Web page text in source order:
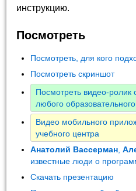
инструкцию.
Посмотреть
Посмотреть, для кого
Посмотреть скриншот
Посмотреть видео-
любого
Видео мобильного
учебного центра
Анатолий Вассерман ,
известные люди о
Скачать презентацию